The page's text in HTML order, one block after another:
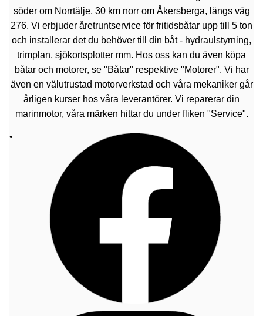
söder om Norrtälje, 30 km norr om Åkersberga, längs väg
276. Vi erbjuder åretruntservice för fritidsbåtar upp till 5 ton
och installerar det du behöver till din båt - hydraulstyrning,
trimplan, sjökortsplotter mm. Hos oss kan du även köpa
båtar och motorer, se "Båtar" respektive "Motorer". Vi har
även en välutrustad motorverkstad och våra mekaniker går
årligen kurser hos våra leverantörer. Vi reparerar din
marinmotor, våra märken hittar du under fliken "Service".